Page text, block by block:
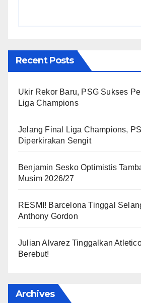
Recent Posts
Ukir Rekor Baru, PSG Sukses
Liga Champions
Jelang Final Liga Champions,
Diperkirakan Sengit
Benjamin Sesko Optimistis
Musim 2026/27
RESMI! Barcelona Tinggal
Anthony Gordon
Julian Alvarez Tinggalkan
Berebut!
Archives